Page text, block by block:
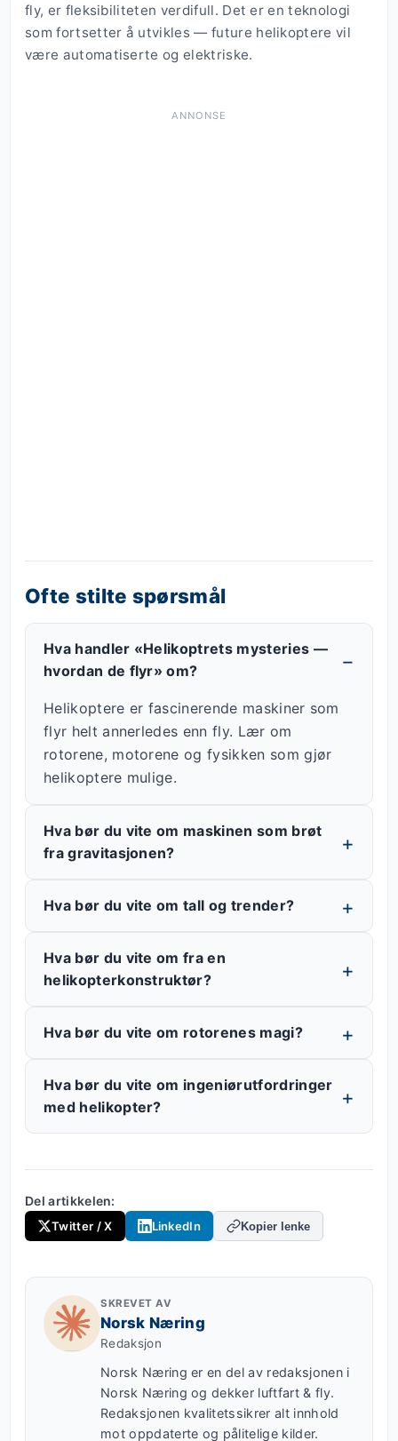
fly, er fleksibiliteten verdifull. Det er en teknologi
som fortsetter å utvikles — future helikoptere vil
være automatiserte og elektriske.
ANNONSE
Ofte stilte spørsmål
Hva handler «Helikoptrets mysteries —
hvordan de flyr» om?
Helikoptere er fascinerende maskiner som
flyr helt annerledes enn fly. Lær om
rotorene, motorene og fysikken som gjør
helikoptere mulige.
Hva bør du vite om maskinen som brøt
fra gravitasjonen?
Hva bør du vite om tall og trender?
Hva bør du vite om fra en
helikopterkonstruktør?
Hva bør du vite om rotorenes magi?
Hva bør du vite om ingeniørutfordringer
med helikopter?
Del artikkelen:
Twitter / X LinkedIn Kopier lenke
SKREVET AV
Norsk Næring
Redaksjon
Norsk Næring er en del av redaksjonen i
Norsk Næring og dekker luftfart & fly.
Redaksjonen kvalitetssikrer alt innhold
mot oppdaterte og pålitelige kilder.